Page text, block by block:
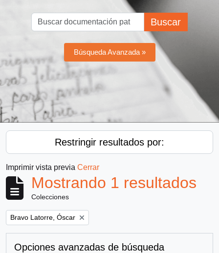
Buscar
Búsqueda Avanzada »
Restringir resultados por:
Imprimir vista previa Cerrar
Mostrando 1 resultados
Colecciones
Remove filter:
Bravo Latorre, Óscar
Opciones avanzadas de búsqueda